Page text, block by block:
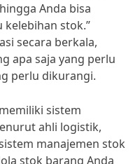
Anda bisa
stok.”
secara berkala,
apa saja yang perlu
perlu dikurangi.
sistem
ahli logistik,
manajemen stok
stok barang Anda